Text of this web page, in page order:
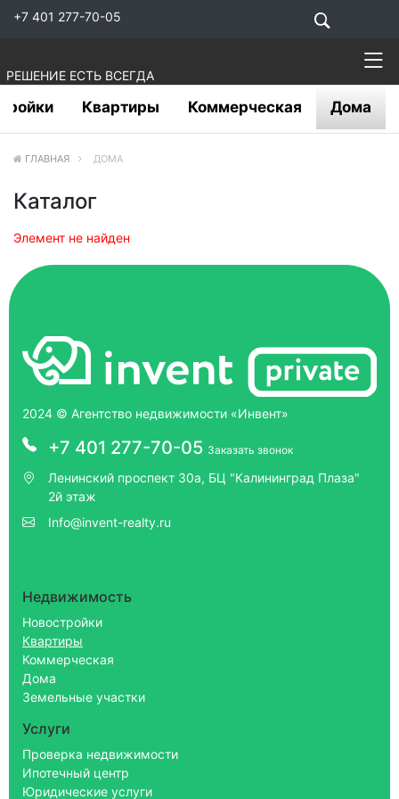
+7 401 277-70-05
РЕШЕНИЕ ЕСТЬ ВСЕГДА
Квартиры Коммерческая Дома
ГЛАВНАЯ ДОМА
Каталог
Элемент не найден
2024 © Агентство недвижимости «Инвент»
+7 401 277-70-05 Заказать звонок
Ленинский проспект 30а, БЦ "Калининград Плаза"
2й этаж
Info@invent-realty.ru
Недвижимость
Новостройки
Квартиры
Коммерческая
Дома
Земельные участки
Услуги
Проверка недвижимости
Ипотечный центр
Юридические услуги